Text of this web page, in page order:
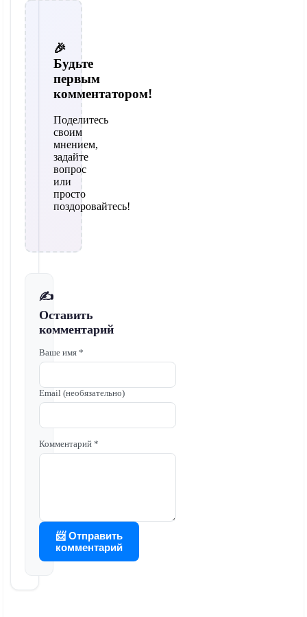
🎉
Будьте
первым
комментатором!
Поделитесь
своим
мнением,
задайте
вопрос
или
просто
поздоровайтесь!
✍️
Оставить
комментарий
Ваше имя *
Email (необязательно)
Комментарий *
📨 Отправить
комментарий